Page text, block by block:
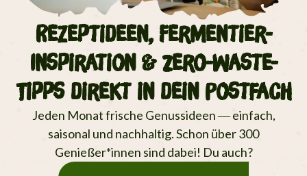
Rezeptideen, Fermentier-
Inspiration & Zero-Waste-
Tipps direkt in dein Postfach
Jeden Monat frische Genussideen — einfach,
saisonal und nachhaltig. Schon über 300
Genießer*innen sind dabei! Du auch?